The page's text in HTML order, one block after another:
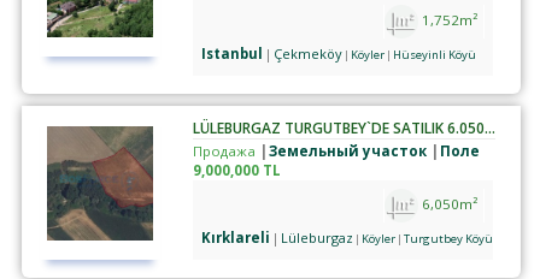
1,752m²
Istanbul
Çekmeköy Köyler Hüseyinli Köyü
LÜLEBURGAZ TURGUTBEY`DE SATILIK 6.050 M² TARLA
Продажа Земельный участок
Поле
9,000,000 TL
6,050m²
Kırklareli
Lüleburgaz Köyler Turgutbey Köyü